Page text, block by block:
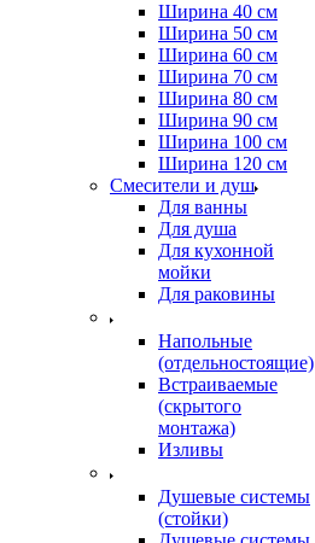
Ширина 40 см
Ширина 50 см
Ширина 60 см
Ширина 70 см
Ширина 80 см
Ширина 90 см
Ширина 100 см
Ширина 120 см
Смесители и душ
Для ванны
Для душа
Для кухонной
мойки
Для раковины
Напольные
(отдельностоящие)
Встраиваемые
(скрытого
монтажа)
Изливы
Душевые системы
(стойки)